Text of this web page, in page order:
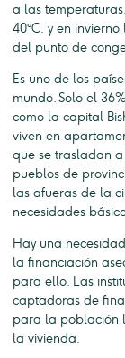
a las
40°C, y en
del punto de
Es uno de los
mundo. Solo el
como la capital
viven en
que se trasladan
pueblos de
las afueras de la
necesidades
Hay una
la financiación
para ello. Las
captadoras de
para la población
la vivienda.